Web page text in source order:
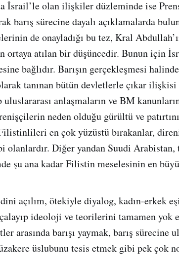
İsrail’le olan ilişkiler düzleminde ise
sürecine dayalı açıklamalarda
de onayladığı bu tez, Kral
ortaya atılan bir düşüncedir. Bunun için
bağlıdır. Barışın gerçekleşmesi
tanınan bütün devletlerle çıkar
anlaşmaların ve BM
neden olduğu gürültü ve
en çok yüzüstü bırakanlar,
olanlardır. Diğer yandan Suudi Arabistan,
şu ana kadar Filistin meselesinin en
açılım, ötekiyle diyalog, kadın-erkek
ideoloji ve teorilerini tamamen yok
arasında barışı yaymak, barış sürecine
üslubunu tesis etmek gibi pek çok